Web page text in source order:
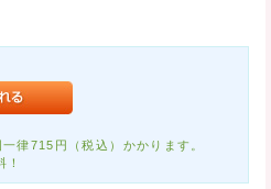
律715円（税込）かかります。